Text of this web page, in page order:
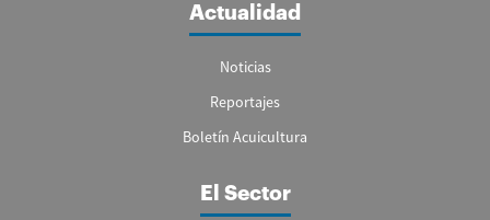
Actualidad
Noticias
Reportajes
Boletín Acuicultura
El Sector